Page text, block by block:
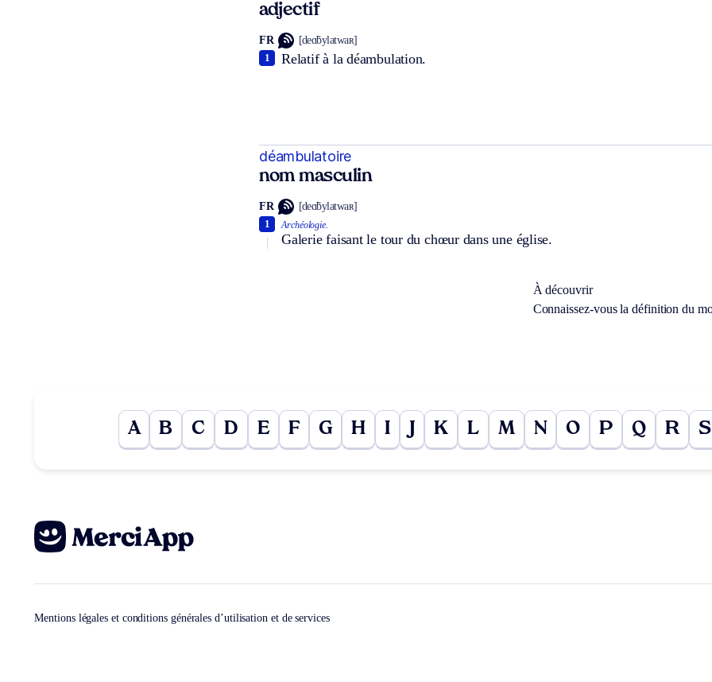
adjectif
FR [deɑ̃bylatwaʀ]
Relatif à la déambulation.
1
déambulatoire
nom masculin
FR [deɑ̃bylatwaʀ]
Archéologie.
Galerie faisant le tour du chœur dans une église.
1
À découvrir
Connaissez-vous la définition du
A B C D E F G H I K L M N O P Q R S
Mentions légales et conditions générales d’utilisation et de services